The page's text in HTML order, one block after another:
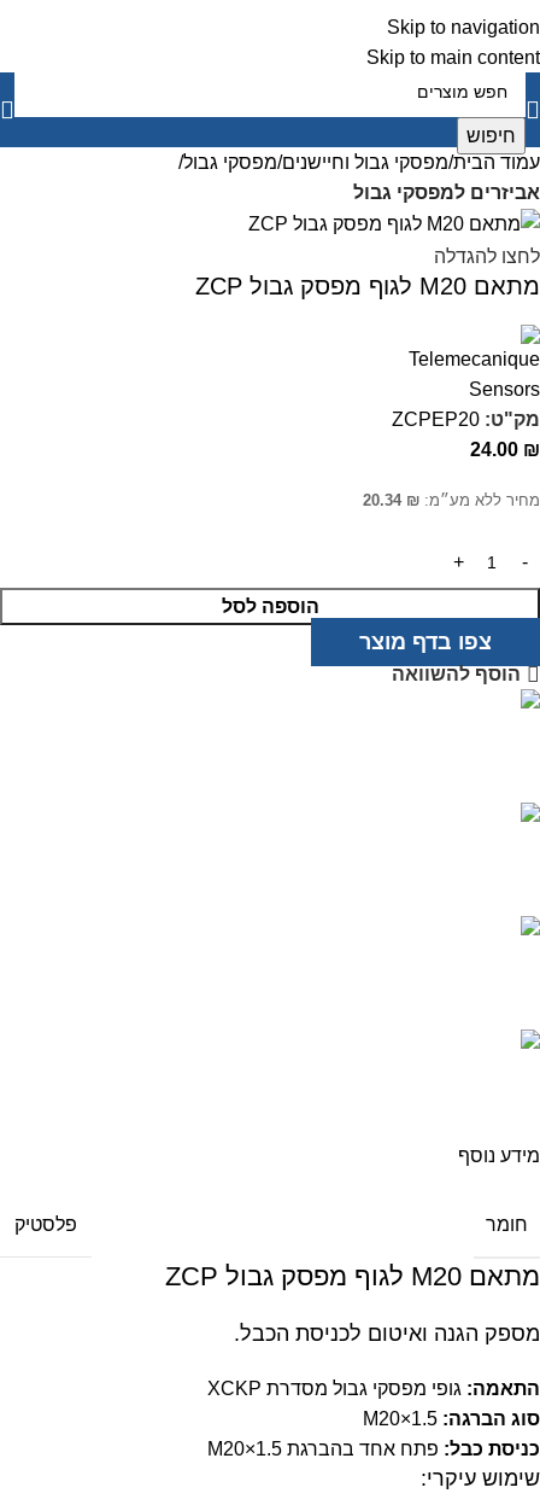
Skip to navigation
Skip to main content
חיפוש
עמוד הבית מפסקי גבול וחיישנים מפסקי גבול
אביזרים למפסקי גבול
לחצו להגדלה
מתאם M20 לגוף מפסק גבול ZCP
מק"ט: ZCPEP20
24.00 ₪
מחיר ללא מע״מ: 20.34 ₪
הוספה לסל
צפו בדף מוצר
הוסף להשוואה
מידע נוסף
חומר פלסטיק
מתאם M20 לגוף מפסק גבול ZCP
מספק הגנה ואיטום לכניסת הכבל.
התאמה: גופי מפסקי גבול מסדרת XCKP
סוג הברגה:
כניסת כבל: פתח אחד בהברגת M20×1.5
שימוש עיקרי: